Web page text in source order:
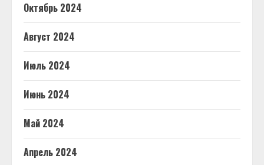
Октябрь 2024
Август 2024
Июль 2024
Июнь 2024
Май 2024
Апрель 2024